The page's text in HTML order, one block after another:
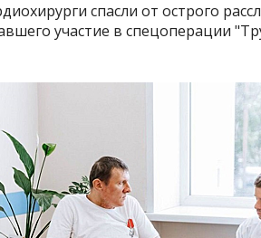
спасли от острого
участие в спецоперации